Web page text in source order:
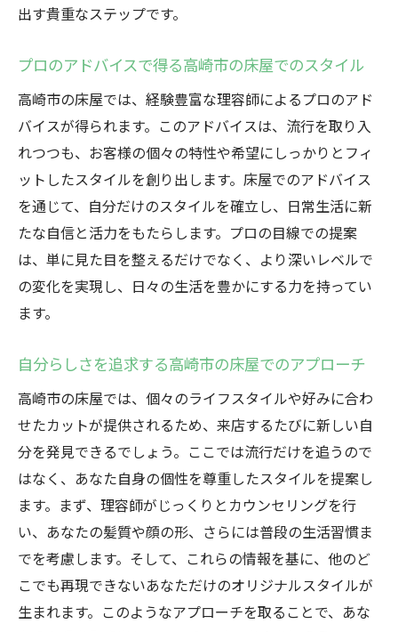
出す貴重なステップです。
プロのアドバイスで得る高崎市の床屋でのスタイル
高崎市の床屋では、経験豊富な理容師によるプロのアド
バイスが得られます。このアドバイスは、流行を取り入
れつつも、お客様の個々の特性や希望にしっかりとフィ
ットしたスタイルを創り出します。床屋でのアドバイス
を通じて、自分だけのスタイルを確立し、日常生活に新
たな自信と活力をもたらします。プロの目線での提案
は、単に見た目を整えるだけでなく、より深いレベルで
の変化を実現し、日々の生活を豊かにする力を持ってい
ます。
自分らしさを追求する高崎市の床屋でのアプローチ
高崎市の床屋では、個々のライフスタイルや好みに合わ
せたカットが提供されるため、来店するたびに新しい自
分を発見できるでしょう。ここでは流行だけを追うので
はなく、あなた自身の個性を尊重したスタイルを提案し
ます。まず、理容師がじっくりとカウンセリングを行
い、あなたの髪質や顔の形、さらには普段の生活習慣ま
でを考慮します。そして、これらの情報を基に、他のど
こでも再現できないあなただけのオリジナルスタイルが
生まれます。このようなアプローチを取ることで、あな